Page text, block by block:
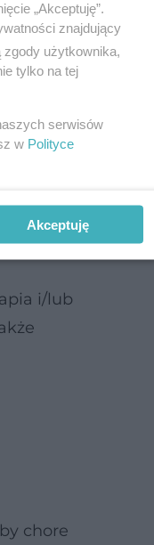
i/lub
chore
„Akceptuję”.
znajdujący
zgody użytkownika,
tylko na tej
serwisów
w Polityce
Akceptuję